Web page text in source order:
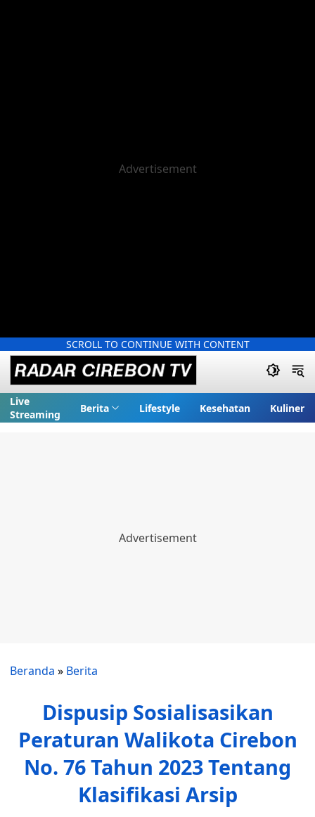
SCROLL TO CONTINUE WITH CONTENT
Live
Streaming
Berita Lifestyle Kesehatan Kuliner
Beranda » Berita
Dispusip Sosialisasikan
Peraturan Walikota Cirebon
No. 76 Tahun 2023 Tentang
Klasifikasi Arsip